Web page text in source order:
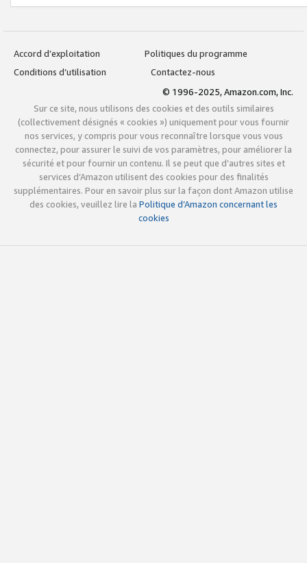
Accord d’exploitation
Politiques du programme
Conditions d’utilisation
Contactez-nous
© 1996-2025, Amazon.com, Inc.
Sur ce site, nous utilisons des cookies et des outils similaires
(collectivement désignés « cookies ») uniquement pour vous fournir
nos services, y compris pour vous reconnaître lorsque vous vous
connectez, pour assurer le suivi de vos paramètres, pour améliorer la
sécurité et pour fournir un contenu. Il se peut que d’autres sites et
services d’Amazon utilisent des cookies pour des finalités
supplémentaires. Pour en savoir plus sur la façon dont Amazon utilise
des cookies, veuillez lire la Politique d’Amazon concernant les
cookies